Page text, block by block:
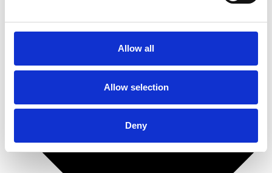
Allow all
Allow selection
Deny